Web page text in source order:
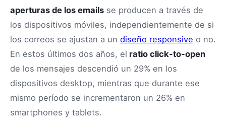
aperturas de los emails se producen a través de
los dispositivos móviles, independientemente de si
los correos se ajustan a un diseño responsive o no.
En estos últimos dos años, el ratio click-to-open
de los mensajes descendió un 29% en los
dispositivos desktop, mientras que durante ese
mismo período se incrementaron un 26% en
smartphones y tablets.